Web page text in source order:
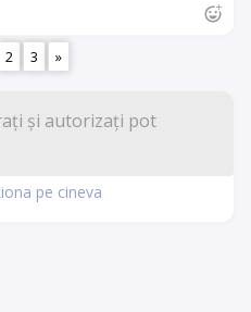
2 3 »
pe cineva